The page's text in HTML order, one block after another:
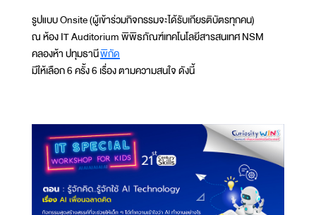
รูปแบบ Onsite (ผู้เข้าร่วมกิจกรรมจะได้รับเกียรติบัตรทุกคน)
ณ ห้อง IT Auditorium พิพิธภัณฑ์เทคโนโลยีสารสนเทศ NSM
คลองห้า ปทุมธานีพิกัด
มีให้เลือก 6 ครั้ง 6 เรื่อง ตามความสนใจ ดังนี้